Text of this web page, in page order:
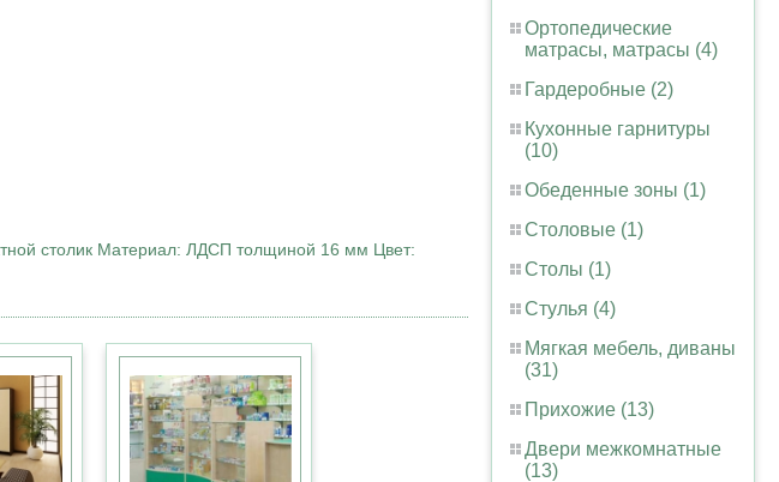
Ортопедические
матрасы, матрасы (4)
Гардеробные (2)
Кухонные гарнитуры
(10)
Обеденные зоны (1)
Столовые (1)
Столы (1)
Стулья (4)
Мягкая мебель, диваны
(31)
Прихожие (13)
Двери межкомнатные
(13)
столик Материал: ЛДСП толщиной 16 мм Цвет: